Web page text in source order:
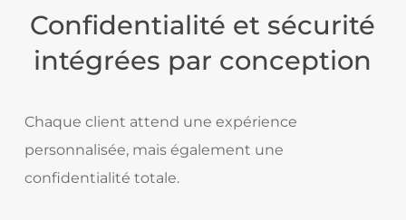
Confidentialité et sécurité
intégrées par conception
Chaque client attend une expérience
personnalisée, mais également une
confidentialité totale.